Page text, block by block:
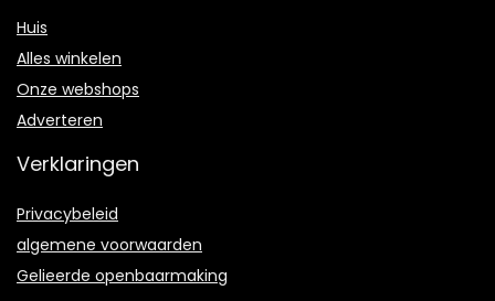
Huis
Alles winkelen
Onze webshops
Adverteren
Verklaringen
Privacybeleid
algemene voorwaarden
Gelieerde openbaarmaking